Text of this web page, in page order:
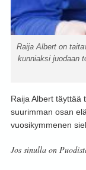
Raija Albert on
kunniaksi juodaan
Raija Albert täyttää
suurimman osan
vuosikymmenen
Jos sinulla on